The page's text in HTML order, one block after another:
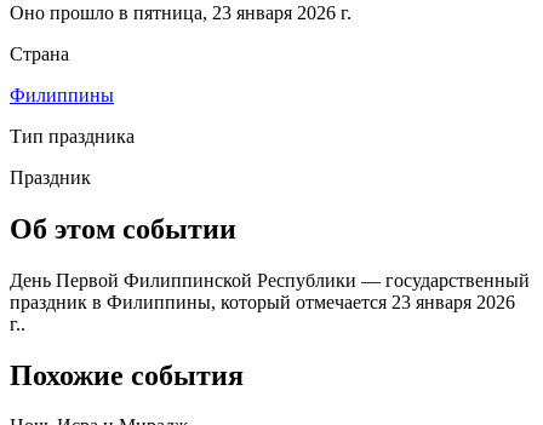
Оно прошло в пятница, 23 января 2026 г.
Страна
Филиппины
Тип праздника
Праздник
Об этом событии
День Первой Филиппинской Республики — государственный
праздник в Филиппины, который отмечается 23 января 2026
г..
Похожие события